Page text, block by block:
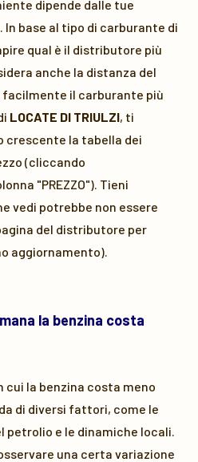
dipende dalle tue
base al tipo di carburante di
qual è il distributore più
anche la distanza del
il carburante più
LOCATE DI TRIULZI, ti
crescente la tabella dei
(cliccando
"PREZZO"). Tieni
vedi potrebbe non essere
del distributore per
aggiornamento).
la benzina costa
cui la benzina costa meno
di diversi fattori, come le
petrolio e le dinamiche locali.
una certa variazione